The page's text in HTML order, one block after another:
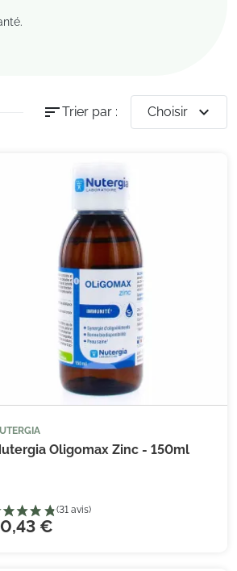
sortTrier par : Choisir expand_more

Oligomax Zinc - 150ml
€